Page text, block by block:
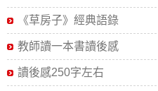
《草房子》經典語錄
教師讀一本書讀後感
讀後感250字左右